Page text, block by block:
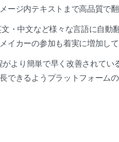
ージ内テキストまで高品質で
・中文など様々な言語に自動
イカーの参加も着実に増加し
より簡単で早く改善されている
きるようプラットフォームの